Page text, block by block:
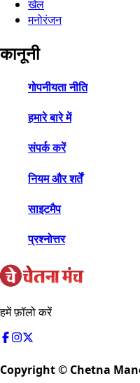
खेल
मनोरंजन
कानूनी
गोपनीयता नीति
हमारे बारे में
संपर्क करें
नियम और शर्तें
साइटमैप
प्रश्नोत्तर
हमें फ़ॉलो करें
Copyright © Chetna